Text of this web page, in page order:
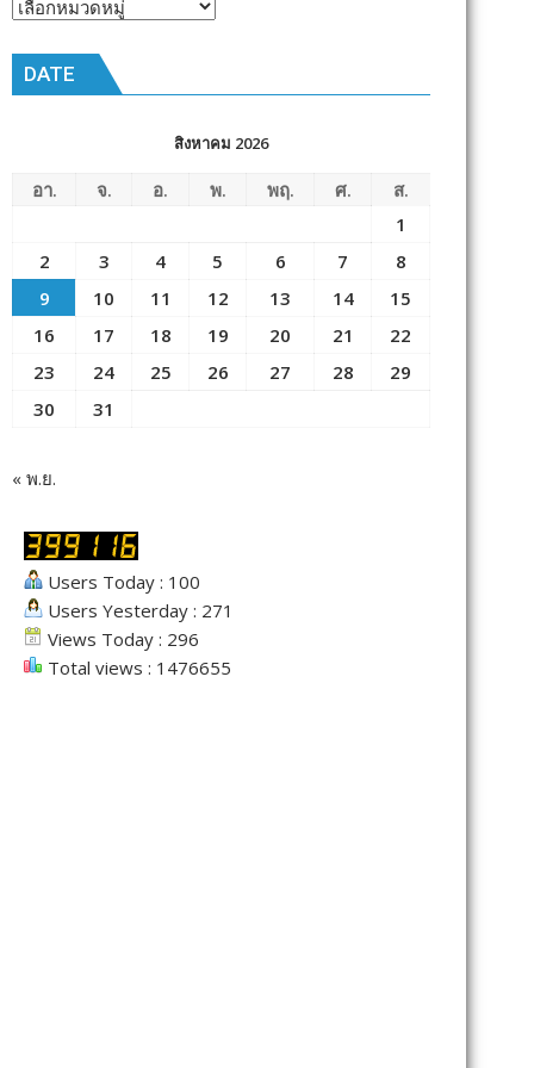
DATE
สิงหาคม 2026
อา. จ. อ. พ. พฤ. ศ.
ส.
1
2
3 4 5 6 7
8
9
10 11 12 13 14
15
16
17 18 19 20 21
22
23
24 25 26 27 28
29
30
31
« พ.ย.
Users Today : 100
Users Yesterday : 271
Views Today : 296
Total views : 1476655